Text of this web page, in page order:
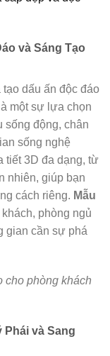
và Sáng Tạo
dấu ấn độc đáo
một sự lựa chọn
sống động, chân
sống nghệ
tiết 3D đa dạng, từ
nhiên, giúp bạn
cách riêng. Mẫu
phòng ngủ
gian cần sự phá
cho phòng khách
Phái và Sang